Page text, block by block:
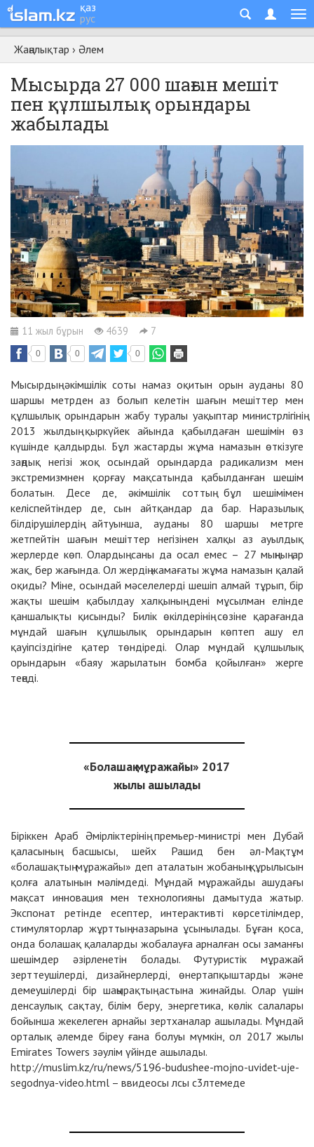
қаз
рус
Жаңалықтар › Әлем
Мысырда 27 000 шағын мешіт
пен құлшылық орындары
жабылады
11 жыл бұрын 4639 7
0 0 0
Мысырдың әкімшілік соты намаз оқитын орын ауданы 80
шаршы метрден аз болып келетін шағын мешіттер мен
құлшылық орындарын жабу туралы уақыптар министрлігінің
2013 жылдың қыркүйек айында қабылдаған шешімін өз
күшінде қалдырды. Бұл жастарды жұма намазын өткізуге
заңдық негізі жоқ осындай орындарда радикализм мен
экстремизмнен қорғау мақсатында қабылданған шешім
болатын. Десе де, әкімшілік соттың бұл шешімімен
келіспейтіндер де, сын айтқандар да бар. Наразылық
білдірушілердің айтуынша, ауданы 80 шаршы метрге
жетпейтін шағын мешіттер негізінен халқы аз ауылдық
жерлерде көп. Олардың саны да осал емес – 27 мыңның ар
жақ, бер жағында. Ол жердің жамағаты жұма намазын қалай
оқиды? Міне, осындай мәселелерді шешіп алмай тұрып, бір
жақты шешім қабылдау халқының дені мұсылман елінде
қаншалықты қисынды? Билік өкілдерінің сөзіне қарағанда
мұндай шағын құлшылық орындарын көптеп ашу ел
қауіпсіздігіне қатер төндіреді. Олар мұндай құлшылық
орындарын «баяу жарылатын бомба қойылған» жерге
теңеді.
«Болашақ мұражайы» 2017
жылы ашылады
Біріккен Араб Әмірліктерінің премьер-министрі мен Дубай
қаласының басшысы, шейх Рашид бен әл-Мақтұм
«болашақтың мұражайы» деп аталатын жобаның құрылысын
қолға алатынын мәлімдеді. Мұндай мұражайды ашудағы
мақсат инновация мен технологияны дамытуда жатыр.
Экспонат ретінде есептер, интерактивті көрсетілімдер,
стимуляторлар жұрттың назарына ұсынылады. Бұған қоса,
онда болашақ қалаларды жобалауға арналған осы заманғы
шешімдер әзірленетін болады. Футуристік мұражай
зерттеушілерді, дизайнерлерді, өнертапқыштарды және
демеушілерді бір шаңырақтың астына жинайды. Олар үшін
денсаулық сақтау, білім беру, энергетика, көлік салалары
бойынша жекелеген арнайы зертханалар ашылады. Мұндай
орталық әлемде біреу ғана болуы мүмкін, ол 2017 жылы
Emirates Towers зәулім үйінде ашылады.
http://muslim.kz/ru/news/5196-budushee-mojno-uvidet-uje-
segodnya-video.html – ввидеосы лсы с3лтемеде